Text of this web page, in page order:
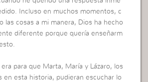
Incluso en muchos momentos, c
las cosas a mi manera, Dios ha hecho
diferente porque quería enseñarm
para que Marta, María y Lázaro, los
en esta historia, pudieran escuchar lo